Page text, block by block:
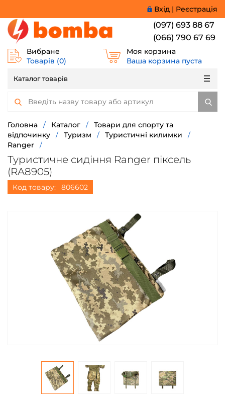
Вхід | Реєстрація
(097) 693 88 67
(066) 790 67 69
Вибране
Товарів (0)
Моя корзина
Ваша корзина пуста
Каталог товарів
Головна / Каталог /
Товари для спорту та
відпочинку
/ Туризм / Туристичні килимки
/
Ranger
/
Туристичне сидіння Ranger піксель
(RA8905)
Код товару: 806602